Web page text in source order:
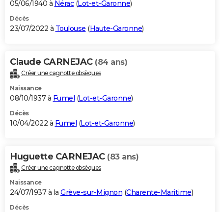
05/06/1940 à Nérac(Lot-et-Garonne)
Décès
23/07/2022 à Toulouse (Haute-Garonne)
Claude CARNEJAC (84 ans)
Créer une cagnotte obsèques
Naissance
08/10/1937 à Fumel (Lot-et-Garonne)
Décès
10/04/2022 à Fumel (Lot-et-Garonne)
Huguette CARNEJAC (83 ans)
Créer une cagnotte obsèques
Naissance
24/07/1937 à la Grève-sur-Mignon (Charente-Maritime)
Décès